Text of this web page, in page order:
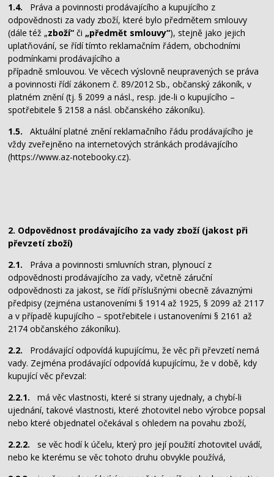
1.4. Práva a povinnosti prodávajícího a kupujícího z
odpovědnosti za vady zboží, které bylo předmětem smlouvy
(dále též „zboží“ či „předmět smlouvy“), stejně jako jejich
uplatňování, se řídí tímto reklamačním řádem, obchodními
podmínkami prodávajícího a
případně smlouvou. Ve věcech výslovně neupravených se práva
a povinnosti řídí zákonem č. 89/2012 Sb., občanský zákoník, v
platném znění (tj. § 2099 a násl., resp. jde-li o kupujícího –
spotřebitele § 2158 a násl. občanského zákoníku).
1.5. Aktuální platné znění reklamačního řádu prodávajícího je
vždy zveřejněno na internetových stránkách prodávajícího
(https://www.az-notebooky.cz).
2. Odpovědnost prodávajícího za vady zboží (jakost při
převzetí zboží)
2.1. Práva a povinnosti smluvních stran, plynoucí z
odpovědnosti prodávajícího za vady, včetně záruční
odpovědnosti za jakost, se řídí příslušnými obecně závaznými
předpisy (zejména ustanoveními § 1914 až 1925, § 2099 až 2117
a v případě kupujícího – spotřebitele i ustanoveními § 2161 až
2174 občanského zákoníku).
2.2.
Prodávající odpovídá kupujícímu, že věc při převzetí nemá
vady. Zejména prodávající odpovídá kupujícímu, že v době, kdy
kupující věc převzal:
2.2.1. má věc vlastnosti, které si strany ujednaly, a chybí-li
ujednání, takové vlastnosti, které zhotovitel nebo výrobce popsal
nebo které objednatel očekával s ohledem na povahu zboží,
2.2.2. se věc hodí k účelu, který pro její použití zhotovitel uvádí,
nebo ke kterému se věc tohoto druhu obvykle používá,